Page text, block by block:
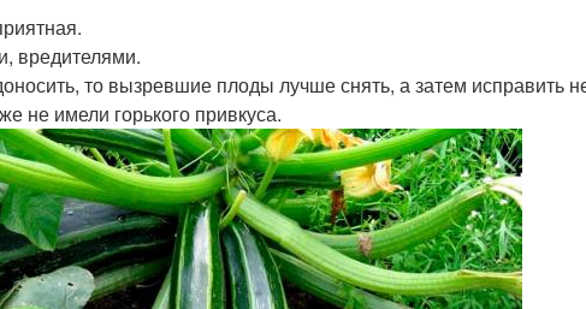
вредителями.
то вызревшие плоды лучше снять, а затем исправить
не имели горького привкуса.